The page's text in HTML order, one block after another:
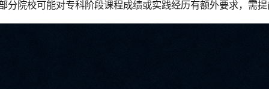
分院校可能对专科阶段课程成绩或实践经历有额外要求，需